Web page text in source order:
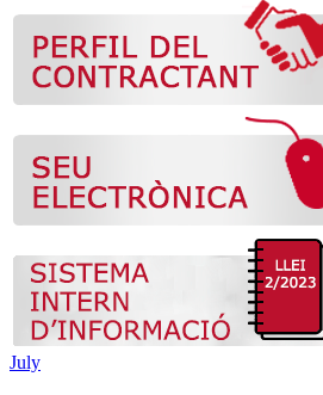
July